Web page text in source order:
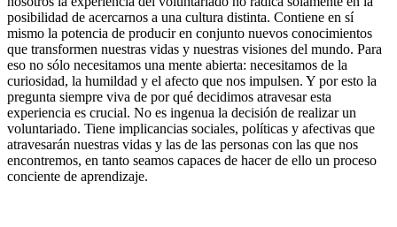
posibilidad de acercarnos a una cultura distinta. Contiene en sí
mismo la potencia de producir en conjunto nuevos conocimientos
que transformen nuestras vidas y nuestras visiones del mundo. Para
eso no sólo necesitamos una mente abierta: necesitamos de la
curiosidad, la humildad y el afecto que nos impulsen. Y por esto la
pregunta siempre viva de por qué decidimos atravesar esta
experiencia es crucial. No es ingenua la decisión de realizar un
voluntariado. Tiene implicancias sociales, políticas y afectivas que
atravesarán nuestras vidas y las de las personas con las que nos
encontremos, en tanto seamos capaces de hacer de ello un proceso
conciente de aprendizaje.